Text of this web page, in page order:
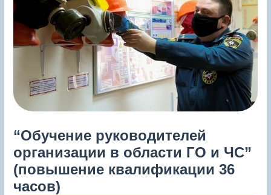
“Обучение руководителей
организации в области ГО и ЧС”
(повышение квалификации 36
часов)